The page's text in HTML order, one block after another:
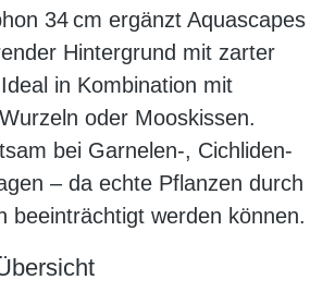
34 cm ergänzt Aquascapes
Hintergrund mit zarter
in Kombination mit
oder Mooskissen.
bei Garnelen-, Cichliden-
– da echte Pflanzen durch
beeinträchtigt werden können.